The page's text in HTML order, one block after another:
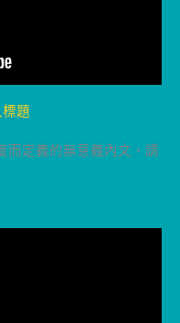
題
而定義的無意義內文，請